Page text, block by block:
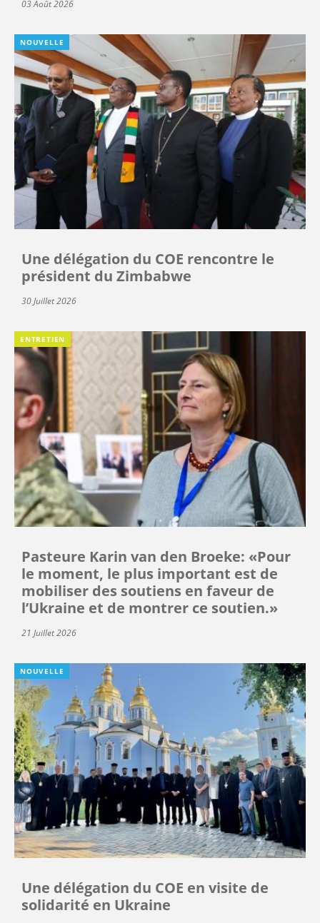
03 Août 2026
NOUVELLE
Une délégation du COE rencontre le
président du Zimbabwe
30 Juillet 2026
ENTRETIEN
Pasteure Karin van den Broeke: «Pour
le moment, le plus important est de
mobiliser des soutiens en faveur de
l’Ukraine et de montrer ce soutien.»
21 Juillet 2026
NOUVELLE
Une délégation du COE en visite de
solidarité en Ukraine